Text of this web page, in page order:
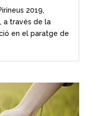
2019,
a través de la
en el paratge de